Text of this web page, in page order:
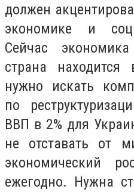
должен
экономике и
Сейчас
страна
нужно искать
по
ВВП в 2% для
не отставать от
экономический
ежегодно. Нужна